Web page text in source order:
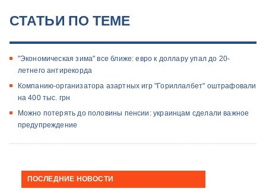
СТАТЬИ ПО ТЕМЕ
"Экономическая зима" все ближе: евро к доллару упал до 20-
летнего антирекорда
Компанию-организатора азартных игр "Гориллалбет" оштрафовали
на 400 тыс. грн
Можно потерять до половины пенсии: украинцам сделали важное
предупреждение
ПОСЛЕДНИЕ НОВОСТИ